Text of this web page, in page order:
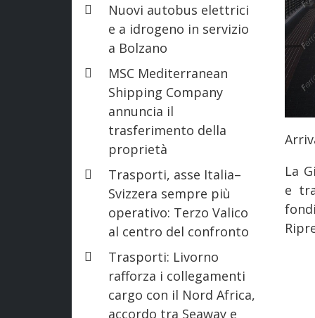
Nuovi autobus elettrici
e a idrogeno in servizio
a Bolzano
MSC Mediterranean
Shipping Company
annuncia il
trasferimento della
proprietà
Trasporti, asse Italia–
Svizzera sempre più
operativo: Terzo Valico
al centro del confronto
Trasporti: Livorno
rafforza i collegamenti
cargo con il Nord Africa,
accordo tra Seaway e
La
e